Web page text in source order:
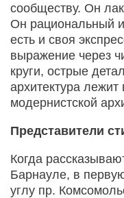
сообществу. Он
Он рациональный
есть и своя
выражение через
круги, острые
архитектура
модернистской
Представители
Когда
Барнауле, в
углу пр.